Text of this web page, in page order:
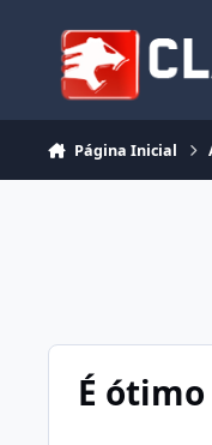
Página Inicial
É